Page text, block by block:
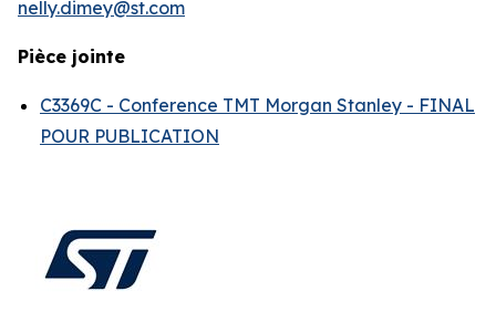
nelly.dimey@st.com
Pièce jointe
C3369C - Conference TMT Morgan Stanley - FINAL
POUR PUBLICATION